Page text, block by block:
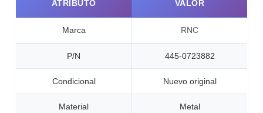
ATRIBUTO VALOR
Marca RNC
P/N 445-0723882
Condicional Nuevo original
Material Metal